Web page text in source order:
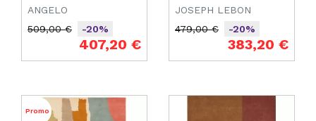
ANGELO
Prix de base
509,00 €
-20%
407,20 €
JOSEPH LEBON
Prix de base
479,00 €
-20%
383,20 €
Promo